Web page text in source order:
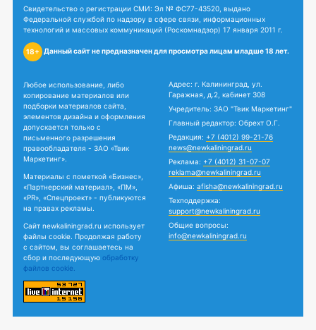
Свидетельство о регистрации СМИ: Эл № ФС77-43520, выдано
Федеральной службой по надзору в сфере связи, информационных
технологий и массовых коммуникаций (Роскомнадзор) 17 января 2011 г.
18+ Данный сайт не предназначен для просмотра лицам младше 18 лет.
Любое использование, либо
копирование материалов или
подборки материалов сайта,
элементов дизайна и оформления
допускается только с
письменного разрешения
правообладателя - ЗАО «Твик
Маркетинг».
Материалы с пометкой «Бизнес»,
«Партнерский материал», «ПМ»,
«PR», «Спецпроект» - публикуются
на правах рекламы.
Сайт newkaliningrad.ru использует
файлы cookie. Продолжая работу
с сайтом, вы соглашаетесь на
сбор и последующую обработку
файлов cookie.
Адрес: г. Калининград, ул.
Гаражная, д.2, кабинет 308
Учредитель: ЗАО "Твик Маркетинг"
Главный редактор: Обрехт О.Г.
Редакция: +7 (4012) 99-21-76
news@newkaliningrad.ru
Реклама: +7 (4012) 31-07-07
reklama@newkaliningrad.ru
Афиша: afisha@newkaliningrad.ru
Техподдержка:
support@newkaliningrad.ru
Общие вопросы:
info@newkaliningrad.ru